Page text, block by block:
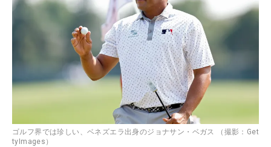
ゴルフ界では珍しい、ベネズエラ出身のジョナサン・ベガス （撮影：Get
tyImages）